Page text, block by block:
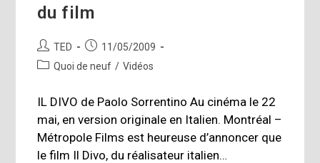
du film
Auteur/autrice
de
TED
Publication
publiée :
11/05/2009
PostQuoi de neuf / Vidéos
IL DIVO de Paolo Sorrentino Au cinéma le 22
mai, en version originale en Italien. Montréal –
Métropole Films est heureuse d’annoncer que
le film Il Divo, du réalisateur italien…